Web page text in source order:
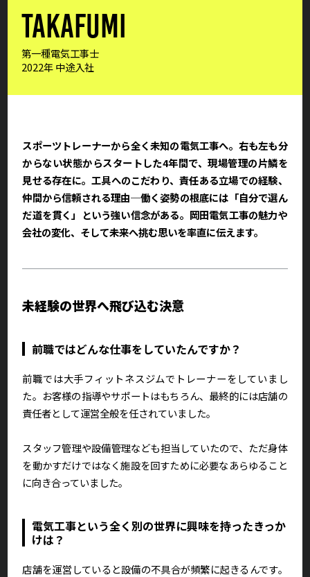
TAKAFUMI
第一種電気工事士
2022年 中途入社
スポーツトレーナーから全く未知の電気工事へ。右も左も分
からない状態からスタートした4年間で、現場管理の片鱗を
見せる存在に。工具へのこだわり、責任ある立場での経験、
仲間から信頼される理由─働く姿勢の根底には「自分で選ん
だ道を貫く」という強い信念がある。岡田電気工事の魅力や
会社の変化、そして未来へ挑む思いを率直に伝えます。
未経験の世界へ飛び込む決意
前職ではどんな仕事をしていたんですか？
前職では大手フィットネスジムでトレーナーをしていまし
た。お客様の指導やサポートはもちろん、最終的には店舗の
責任者として運営全般を任されていました。
スタッフ管理や設備管理なども担当していたので、ただ身体
を動かすだけではなく施設を回すために必要なあらゆること
に向き合っていました。
電気工事という全く別の世界に興味を持ったきっか
けは？
店舗を運営していると設備の不具合が頻繁に起きるんです。